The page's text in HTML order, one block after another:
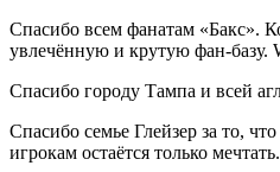
Спасибо всем фанатам «Бакс».
увлечённую и крутую фан-базу.
Спасибо городу Тампа и всей
Спасибо семье Глейзер за то,
игрокам остаётся только мечтать.